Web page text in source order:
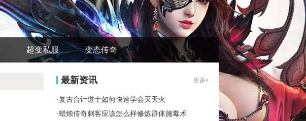
超变私服 变态传奇
最新资讯 更多»
·复古合计道士如何快速学会灭天火
·蜡烛传奇刺客应该怎么样修炼群体施毒术